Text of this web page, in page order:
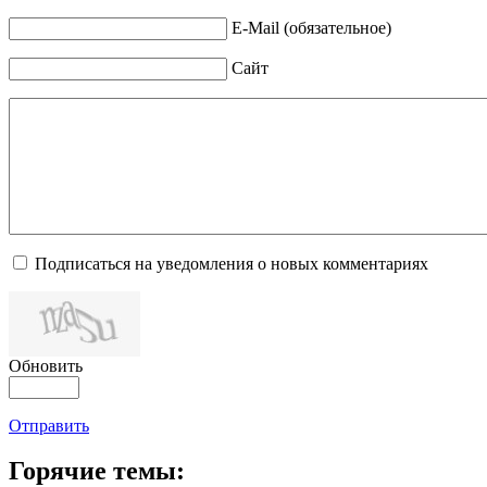
E-Mail (обязательное)
Сайт
Подписаться на уведомления о новых комментариях
Обновить
Отправить
Горячие темы: